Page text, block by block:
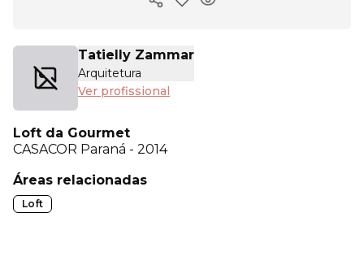
Copiar link
Tatielly Zammar
Arquitetura
Ver profissional
Loft da Gourmet
CASACOR Paraná - 2014
Áreas relacionadas
Loft